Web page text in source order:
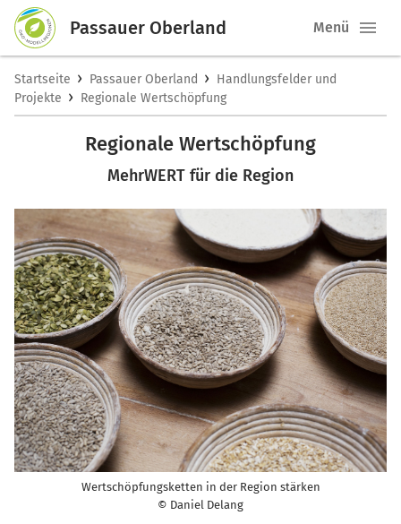
Passauer Oberland Menü
Startseite › Passauer Oberland › Handlungsfelder und
Projekte › Regionale Wertschöpfung
Regionale Wertschöpfung
MehrWERT für die Region
Wertschöpfungsketten in der Region stärken
© Daniel Delang